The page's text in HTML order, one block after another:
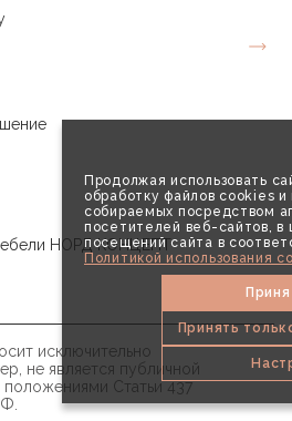
Продолжая использовать
обработку файлов cookies и
собираемых посредством
посетителей веб-сайтов, в
посещений сайта в
Политикой использования
Принять
НОРД КОНЦЕПТ
исключительно
не является публичной
Статьи 437